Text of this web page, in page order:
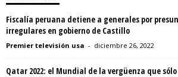
Fiscalía peruana detiene a generales por
irregulares en gobierno de Castillo
Premier televisión usa - diciembre 26, 2022
Qatar 2022: el Mundial de la vergüenza que